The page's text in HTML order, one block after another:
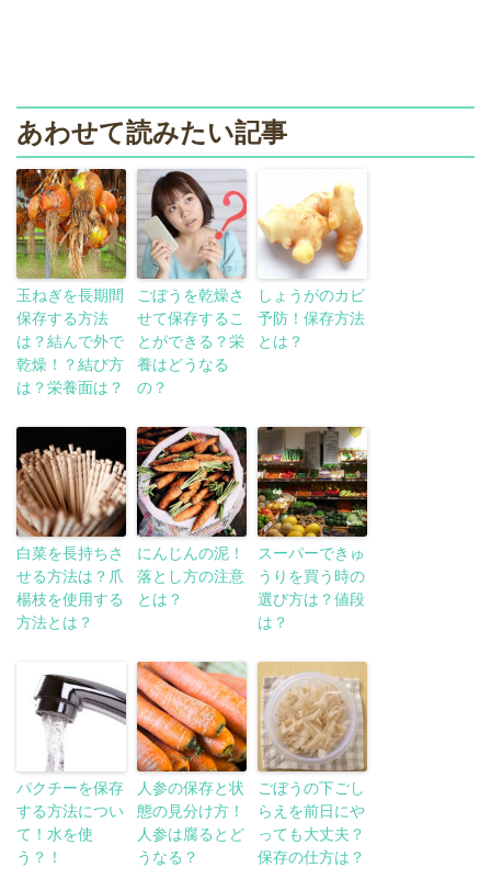
あわせて読みたい記事
玉ねぎを長期間
保存する方法
は？結んで外で
乾燥！？結び方
は？栄養面は？
ごぼうを乾燥さ
せて保存するこ
とができる？栄
養はどうなる
の？
しょうがのカビ
予防！保存方法
とは？
白菜を長持ちさ
せる方法は？爪
楊枝を使用する
方法とは？
にんじんの泥！
落とし方の注意
とは？
スーパーできゅ
うりを買う時の
選び方は？値段
は？
パクチーを保存
する方法につい
て！水を使
う？！
人参の保存と状
態の見分け方！
人参は腐るとど
うなる？
ごぼうの下ごし
らえを前日にや
っても大丈夫？
保存の仕方は？